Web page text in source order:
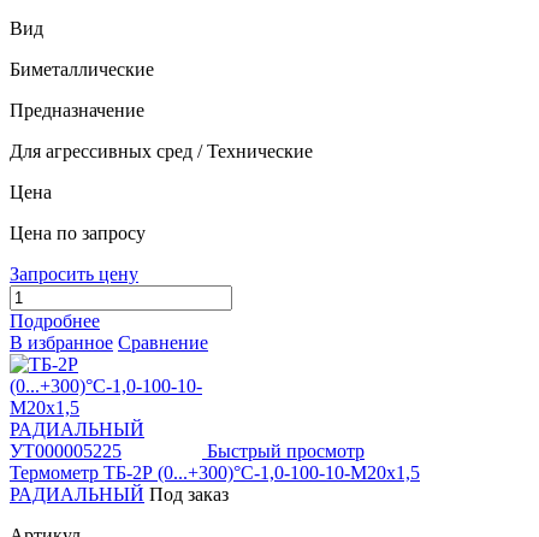
Вид
Биметаллические
Предназначение
Для агрессивных сред / Технические
Цена
Цена по запросу
Запросить цену
Подробнее
В избранное Сравнение
Быстрый просмотр
Термометр ТБ-2Р (0...+300)°С-1,0-100-10-М20х1,5
РАДИАЛЬНЫЙ Под заказ